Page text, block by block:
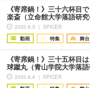
《寄席鍋！》三十六杯目
楽斎（立命館大学落語研
2020.6.5 ｜ SPICER
動画
特集 舞台
《寄席鍋！》三十五杯目
球蹴丸（青山学院大学落語
2020.6.4 ｜ SPICER